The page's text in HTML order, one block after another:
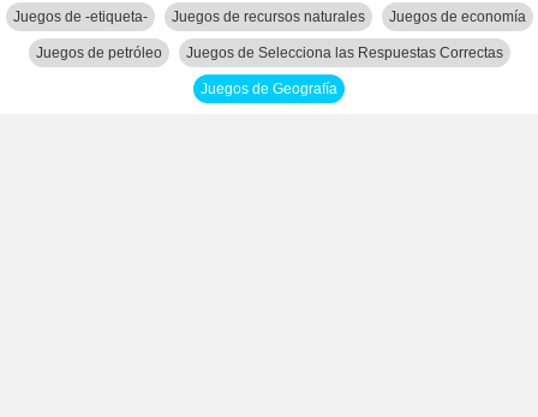
Juegos de -etiqueta- Juegos de recursos naturales Juegos de economía
Juegos de petróleo Juegos de Selecciona las Respuestas Correctas
Juegos de Geografía